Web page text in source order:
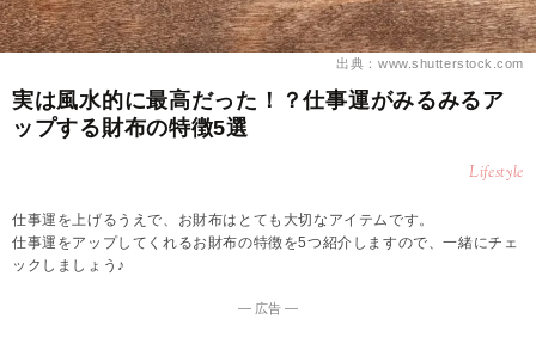
出典：www.shutterstock.com
実は風水的に最高だった！？仕事運がみるみるア
ップする財布の特徴5選
Lifestyle
仕事運を上げるうえで、お財布はとても大切なアイテムです。
仕事運をアップしてくれるお財布の特徴を5つ紹介しますので、一緒にチェ
ックしましょう♪
― 広告 ―